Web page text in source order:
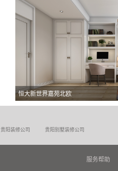
恒大新世界嘉苑北欧
贵阳装修公司 贵阳别墅装修公司
服务帮助